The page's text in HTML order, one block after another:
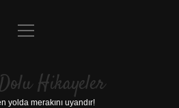
Anasayfa
Yasal Uyarı
menüyü
Hikayeler
yolda merakını uyandır!